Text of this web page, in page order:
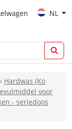
NL
› Hardwas (Kö
voor
- seriedoos